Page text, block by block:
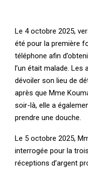
Le 4 octobre 2025,
été pour la première
téléphone afin
l’un était malade. Les
dévoiler son lieu de
après que Mme
soir-là, elle a
prendre une douche.
Le 5 octobre 2025,
interrogée pour la
réceptions d’argent